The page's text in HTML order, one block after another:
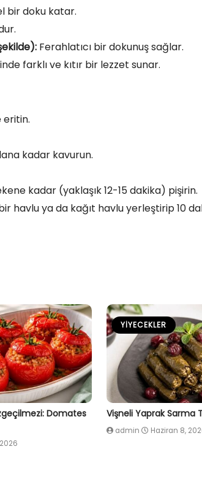
bir doku katar.
Ferahlatıcı bir dokunuş sağlar.
farklı ve kıtır bir lezzet sunar.
eritin.
kadar kavurun.
kadar (yaklaşık 12-15 dakika) pişirin.
havlu ya da kağıt havlu yerleştirip 10
Domates
YIYECEKLER
Vişneli Yaprak Sarma
admin Haziran 8,